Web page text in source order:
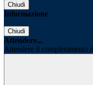
Chiudi
Informazione
Chiudi
Attendere...
Attendere il completamento